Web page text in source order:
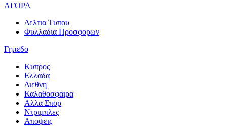
ΑΓΟΡΑ
Δελτια Τυπου
Φυλλαδια Προσφορων
Γηπεδο
Κυπρος
Ελλαδα
Διεθνη
Καλαθοσφαιρα
Αλλα Σπορ
Ντριμπλες
Αποψεις